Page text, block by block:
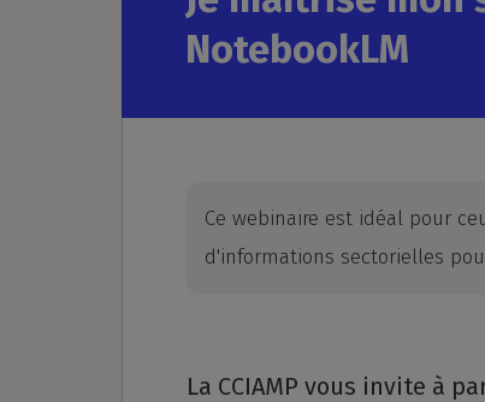
NotebookLM
Ce webinaire est idéal pour
d'informations sectorielles
La CCIAMP vous invite à